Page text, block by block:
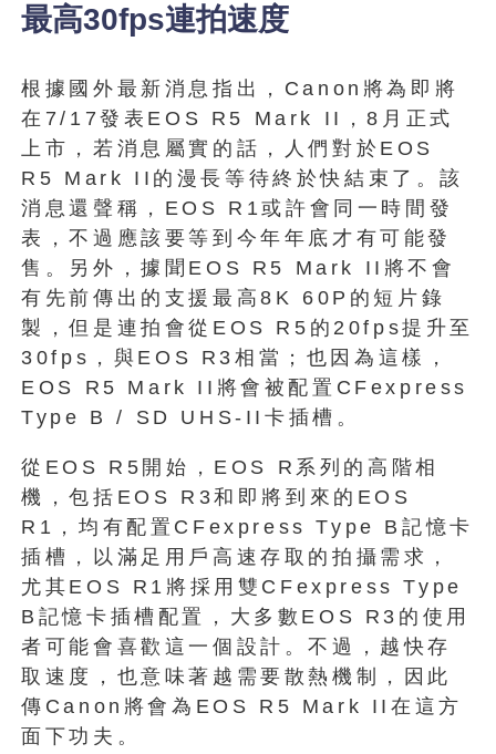
最高30fps連拍速度
根據國外最新消息指出，Canon將為即將
在7/17發表EOS R5 Mark II，8月正式
上市，若消息屬實的話，人們對於EOS
R5 Mark II的漫長等待終於快結束了。該
消息還聲稱，EOS R1或許會同一時間發
表，不過應該要等到今年年底才有可能發
售。另外，據聞EOS R5 Mark II將不會
有先前傳出的支援最高8K 60P的短片錄
製，但是連拍會從EOS R5的20fps提升至
30fps，與EOS R3相當；也因為這樣，
EOS R5 Mark II將會被配置CFexpress
Type B / SD UHS-II卡插槽。
從EOS R5開始，EOS R系列的高階相
機，包括EOS R3和即將到來的EOS
R1，均有配置CFexpress Type B記憶卡
插槽，以滿足用戶高速存取的拍攝需求，
尤其EOS R1將採用雙CFexpress Type
B記憶卡插槽配置，大多數EOS R3的使用
者可能會喜歡這一個設計。不過，越快存
取速度，也意味著越需要散熱機制，因此
傳Canon將會為EOS R5 Mark II在這方
面下功夫。